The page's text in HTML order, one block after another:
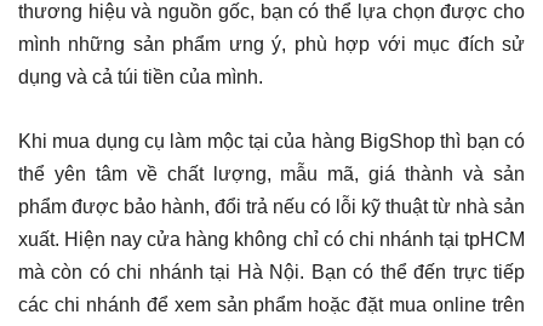
thương hiệu và nguồn gốc, bạn có thể lựa chọn được cho
mình những sản phẩm ưng ý, phù hợp với mục đích sử
dụng và cả túi tiền của mình.
Khi mua dụng cụ làm mộc tại của hàng BigShop thì bạn có
thể yên tâm về chất lượng, mẫu mã, giá thành và sản
phẩm được bảo hành, đổi trả nếu có lỗi kỹ thuật từ nhà sản
xuất. Hiện nay cửa hàng không chỉ có chi nhánh tại tpHCM
mà còn có chi nhánh tại Hà Nội. Bạn có thể đến trực tiếp
các chi nhánh để xem sản phẩm hoặc đặt mua online trên